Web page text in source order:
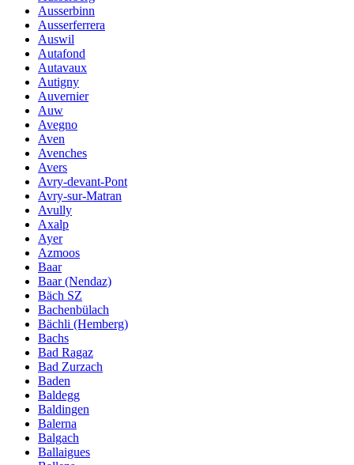
Ausserbinn
Ausserferrera
Auswil
Autafond
Autavaux
Autigny
Auvernier
Auw
Avegno
Aven
Avenches
Avers
Avry-devant-Pont
Avry-sur-Matran
Avully
Axalp
Ayer
Azmoos
Baar
Baar (Nendaz)
Bäch SZ
Bachenbülach
Bächli (Hemberg)
Bachs
Bad Ragaz
Bad Zurzach
Baden
Baldegg
Baldingen
Balerna
Balgach
Ballaigues